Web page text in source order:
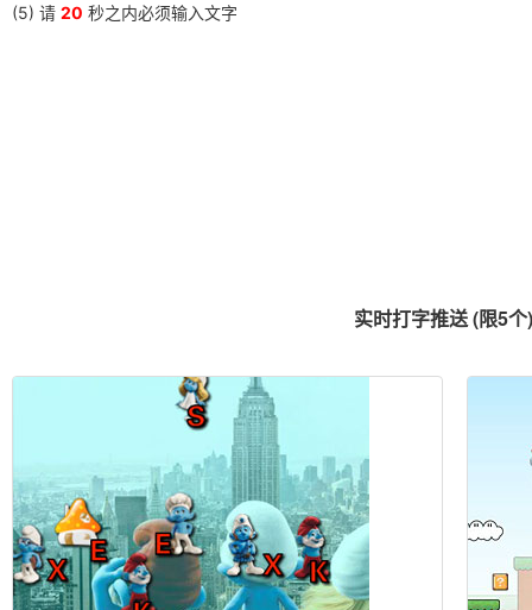
特朗普欲将中国列为货币操纵国
高频两字词组（3400字）
我为何而生（518字）
如果我休息，我就会生锈 （488字）
以书为伴（节选） （723字）
假如给我三天光明（节选）(821字)
(5) 请 20 秒之内必须输入文字
实时打字推送 (限5个)